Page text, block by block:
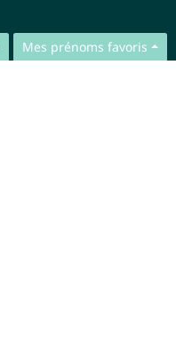
Mes prénoms favoris